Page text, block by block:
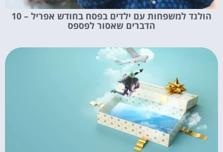
הולנד למשפחות עם ילדים בפסח בחודש אפריל – 10
הדברים שאסור לפספס